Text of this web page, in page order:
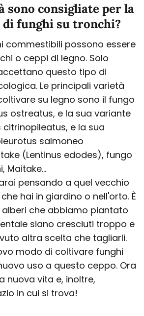
sono consigliate per la
funghi su tronchi?
commestibili possono essere
o ceppi di legno. Solo
questo tipo di
Le principali varietà
su legno sono il fungo
ostreatus, e la sua variante
citrinopileatus, e la sua
salmoneo
(Lentinus edodes), fungo
Maitake...
pensando a quel vecchio
hai in giardino o nell'orto. È
che abbiamo piantato
siano cresciuti troppo e
altra scelta che tagliarli.
modo di coltivare funghi
uso a questo ceppo. Ora
nuova vita e, inoltre,
in cui si trova!